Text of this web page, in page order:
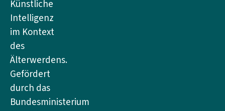
Künstliche
Intelligenz
im Kontext
des
Älterwerdens.
Gefördert
durch das
Bundesministerium